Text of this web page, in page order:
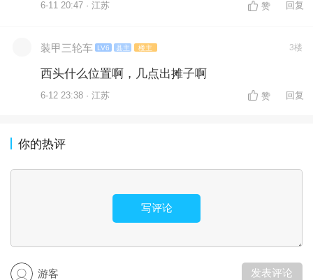
6-11 20:47 · 江苏 赞 回复
装甲三轮车 LV6 县主 楼主 3楼
西头什么位置啊，几点出摊子啊
6-12 23:38 · 江苏 赞 回复
你的热评
写评论
游客 发表评论